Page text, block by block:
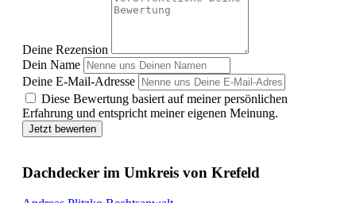
Deine Rezension
Dein Name
Deine E-Mail-Adresse
Diese Bewertung basiert auf meiner persönlichen
Erfahrung und entspricht meiner eigenen Meinung.
Jetzt bewerten
Dachdecker im Umkreis von Krefeld